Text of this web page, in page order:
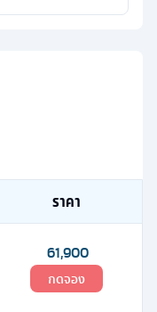
ราคา
61,900
กดจอง